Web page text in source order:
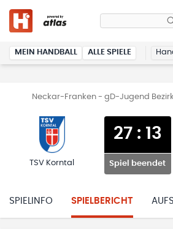
MEIN HANDBALL ALLE SPIELE
Neckar-Franken - gD-Jugend
TSV Korntal
27: 13
Spiel beendet
SPIELINFO SPIELBERICHT